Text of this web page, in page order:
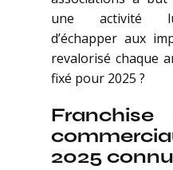
une activité
d’échapper aux
revalorisé chaque
fixé pour 2025 ?
2025 connu